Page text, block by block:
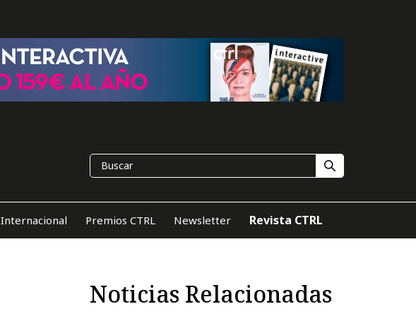
Internacional Premios CTRL Newsletter Revista CTRL
Noticias Relacionadas